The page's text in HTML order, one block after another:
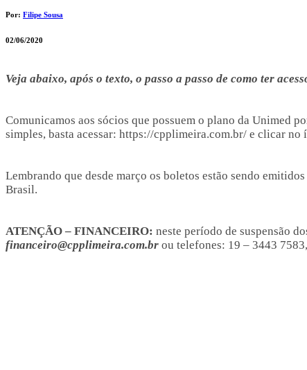
Por: Filipe Sousa
02/06/2020
Veja abaixo, após o texto, o passo a passo de como ter
Comunicamos aos sócios que possuem o plano da Unimed
simples, basta acessar: https://cpplimeira.com.br/ e clicar
Lembrando que desde março os boletos estão sendo
Brasil.
ATENÇÃO – FINANCEIRO: neste período de suspensão
financeiro@cpplimeira.com.br ou telefones: 19 – 3443